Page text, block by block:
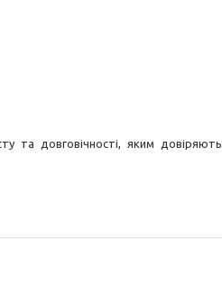
та довговічності, яким довіряють